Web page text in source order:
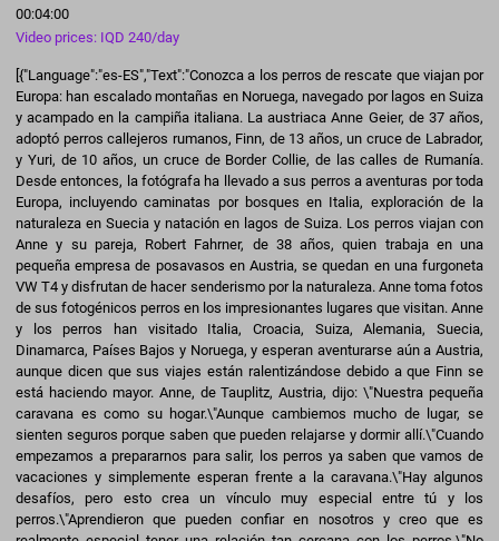
00:04:00
Video prices: IQD 240/day
[{"Language":"es-ES","Text":"Conozca a los perros de rescate que viajan por Europa: han escalado montañas en Noruega, navegado por lagos en Suiza y acampado en la campiña italiana. La austriaca Anne Geier, de 37 años, adoptó perros callejeros rumanos, Finn, de 13 años, un cruce de Labrador, y Yuri, de 10 años, un cruce de Border Collie, de las calles de Rumanía. Desde entonces, la fotógrafa ha llevado a sus perros a aventuras por toda Europa, incluyendo caminatas por bosques en Italia, exploración de la naturaleza en Suecia y natación en lagos de Suiza. Los perros viajan con Anne y su pareja, Robert Fahrner, de 38 años, quien trabaja en una pequeña empresa de posavasos en Austria, se quedan en una furgoneta VW T4 y disfrutan de hacer senderismo por la naturaleza. Anne toma fotos de sus fotogénicos perros en los impresionantes lugares que visitan. Anne y los perros han visitado Italia, Croacia, Suiza, Alemania, Suecia, Dinamarca, Países Bajos y Noruega, y esperan aventurarse aún a Austria, aunque dicen que sus viajes están ralentizándose debido a que Finn se está haciendo mayor. Anne, de Tauplitz, Austria, dijo: \"Nuestra pequeña caravana es como su hogar.\"Aunque cambiemos mucho de lugar, se sienten seguros porque saben que pueden relajarse y dormir allí.\"Cuando empezamos a prepararnos para salir, los perros ya saben que vamos de vacaciones y simplemente esperan frente a la caravana.\"Hay algunos desafíos, pero esto crea un vínculo muy especial entre tú y los perros.\"Aprendieron que pueden confiar en nosotros y creo que es realmente especial tener una relación tan cercana con los perros.\"No puedo imaginar viajar sin mis perros.\"De todos los lugares que han visitado, el dúo, junto a su dueña, prefiere Noruega. Anne dijo: \"Puedes disfrutar de la naturaleza de una manera completamente diferente. \"Puedes acampar allí, puedes cocinar fuera, y tus perros pueden estar contigo.\"Es un tipo especial de libertad en Noruega. Es increíble.\"En este momento, es un poco triste para mí porque sé que este año no habrá grandes viajes para nosotros debido a los problemas de salud de mi perro mayor, Finn.\"Así que simplemente nos quedaremos en Austria y disfrutaremos de la naturaleza aquí.\"Añadió: \"Viajamos a través de un país y nunca nos quedamos más de unos días en un solo lugar.\"En 2018, comenzamos a viajar regularmente.\"En 2019, compramos nuestra VW T4 y la convertimos en una pequeña caravana.\"Desde 2018, hemos viajado cada año, varias veces durante algunos días o más semanas a través de diferentes países.\"Anne quisiera que más personas dieran una oportunidad a los perros de rescate en lugar de obtener un perro de un criador. Ella dijo: \"Quería mostrar con mis fotos de Yuri y Finn, lo increíbles que son los perros que puedes encontrar en las organizaciones de rescate.\"Realmente siento que están agradecidos por tener otra oportunidad para una nueva vida.\"Finn y Yuri ahora se han convertido en los mejores amigos gracias a sus personalidades opuestas. Anne dijo: \"Todos los que conocen a Finn nunca piensan que vino de la calle. Es realmente obediente. \"Yuri es un perro realmente encantador, pero es bastante lo opuesto. \"Se pone nervioso fácilmente cuando está en una situación extraña. \"Son una pareja perfecta porque Finn necesita a alguien a su lado para aferrarse.\" Anne hizo una prueba de ADN a los perros para averiguar cuáles son las razas más destacadas en ellos. Ella dijo: \"Finn es un Labrador mezclado con un Fox Terrier y Yuri es un Border Collie mezclado con un perro de ganado australiano y Pirellian Beer Hound. \"Estas razas se encontraron en ellos, pero hay muchas más.\""},{"Language":"pl-PL","Text":"Poznaj psy ratownicze podróżujące po Europie - które wspinały się na góry w Norwegii, pływały przez jeziora w Szwajcarii i biwakowały na włoskich terenach wiejskich. Austriaczka Anne Geier, lat 37, przygarnęła rumuńskie psy uliczne, Finna, lat 13, mieszańca Labradora, i Yuriego, lat 10, mieszańca Border Collie, z ulic Rumunii. Od tego czasu fotografka zabiera swoje psy na przygody po całej Europie - w tym wędrówki po lasach we Włoszech, eksplorowanie natury w Szwecji i pływanie w jeziorach w Szwajcarii. Psy podróżują z Anne i jej partnerem, Robertem Fahrnerem, lat 38, pracującym w małym teatrze w Austrii, pozostają w kamperze VW T4 i cieszą się z wędrówek przez naturę. Anne robi zdjęcia swoim fotogenicznym psom w zapierających dech w piersiach miejscach, które odwiedzają. Anne i psy odwiedziły Włochy, Chorwację, Szwajcarię, Niemcy, Szwecję, Danię, Holandię i Norwegię, i mają nadzieję jeszcze odwiedzić Austrię - choć mówią, że ich podróże zwalniają z powodu starzenia się Finna. Anne, z Tauplitz, Austria, powiedziała: \"Nasz mały kamper jest jak ich dom.\"Nawet jeśli często zmieniamy miejsca, czują się bezpiecznie, ponieważ wiedzą, że mogą tam odprężyć się i spać.\"Kiedy zaczynamy się przygotowywać do wyjazdu, psy już wiedzą, że jedziemy na wakacje i czekają przed kamperem.\"Są pewne wyzwania, ale to tworzy naprawdę specjalną więź między tobą a psami.\"Nauczyły się, że mogą nam ufać, i myślę, że to naprawdę specjalne mieć bliską relację z psami.\"Nie mogę sobie wyobrazić podróżowania bez moich psów.\"Ze wszystkich miejsc, które odwiedziliśmy, duet, razem z właścicielką, najbardziej kocha Norwegię. Anne powiedziała: \"Możesz cieszyć się przyrodą w całkowicie odmienny sposób. \"Możesz tam biwakować, gotować na zewnątrz, a twoje psy mogą być obok ciebie.\"To specjalny rodzaj wolności w Norwegii. To niesamowite.\"W tej chwili jest mi trochę smutno, bo wiem, że w tym roku nie będzie dla nas dużych wyjazdów ze względu na problemy zdrowotne mojego starszego psa, Finna. \"Więc po prostu pozostaniemy w Austrii i będziemy cieszyć się tutejszą naturą.\"Dodała: \"Podróżujemy przez kraj i nigdy nie zostajemy dłużej niż kilka dni w jednym miejscu.\"W 2018 roku zaczęliśmy regularnie podróżować. \"W 2019 kupiliśmy naszego VW T4 i zbudowaliśmy małego kampera.\"Od 2018 roku podróżujemy każdego roku, kilka razy na kilka dni do więcej tygodni w różnych krajach.\"Anne chciałaby, żeby więcej osób dało szansę psom ratowniczym, zamiast kupować psa od hodowcy. Powiedziała: \"Chciałam pokazać swoimi zdjęciami Yuriego i Finna, jak niesamowite są psy, które można znaleźć w organizacjach ratowniczych.\"Naprawdę czuję, że są wdzięczne za to, że mają kolejną szansę na nowe życie.\"Finn i Yuri stali się teraz najlepszymi przyjaciółmi, dzięki swoim przeciwstawnym osobowościom. Anne powiedziała: \"Każdy, kto spotyka Finna, nigdy nie pomyślałby, że pochodzi z ulicy. Jest naprawdę posłuszny.\"Yuri jest naprawdę cudownym psem, ale jest zupełnie przeciwny.\"Łatwo się denerwuje w nieznanych sytuacjach.\"Są idealną parą, ponieważ Finn potrzebuje kogoś, kto będzie przy nim.\"Anne zrobiła test DNA psów, aby dowiedzieć się, jakie rasy są dominujące. Powiedziała: \"Finn to Labrador zmieszany z Fox Terrierem, a Yuri to Border Collie zmieszany z australijskim psem pasterskim i Pirelli Beer Hound. \"Te rasy zostały w nich znalezione, ale jest ich o wiele więcej.\""},{"Language":"el-GR","Text":"Γνωρίστε τα σκυλιά διάσωσης που ταξιδεύουν στην Ευρώπη - που έχουν σκαρφαλώσει σε βουνά στη Νορβηγία, έχουν πλεύσει σε λίμνες στην Ελβετία και έχουν κάνει κάμπινγκ στην ιταλική εξοχή. Η Αυστριακή Anne Geier, 37 ετών, υιοθέτησε ρουμανικά αδέσποτα σκυλιά, Finn, 13 ετών έναν Μπορντερ Κόλλι καθώς και τον Yuri, 10 ετών, έναν Μπόρντερ Κόλλι, από τους δρόμους της Ρουμανίας. Από τότε, η φωτογράφος έχει πάρει τα σκυλιά της σε περιπέτειες σε όλη την Ευρώπη - συμπεριλαμβανομένων των πεζοποριών σε δάση στην Ιταλία, της εξερεύνησης της φύσης στη Σουηδία και του κολυμβητού σε λίμνες στην Ελβετία. Τα σκυλιά ταξιδεύουν με την Anne και τον σύντροφό της, Robert Fahrner, 38 ετών, που εργάζεται σε μια μικρή εταιρεία πρακτικών στη Γερμανία, μένουν σε ένα κατασκηνωτικό VW T4 και απολαμβάνουν περιπάτους στη φύση. Η Anne τραβάει φωτογραφίες των φωτογενών σκύλων της στα υπέροχα μέρη που επισκέπτονται. Η Anne και τα σκυλιά έχουν επισκεφθεί την Ιταλία, την Κροατία, την Ελβετία, τη Γερμανία, τη Σουηδία, τη Δανία, την Ολλανδία και τη Νορβηγία και ελπίζουν να πάνε ακόμα στην Αυστρία - αν και λένε ότι τα ταξίδια τους επιβραδύνονται λόγω της πορείας του Finn. Η Anne, από το Tauplitz, Αυστρία, είπε: \"Το μικρό μας κάμπερ είναι σαν το σπίτι τους.\"Ακόμα κι αν αλλάξουμε πολύ τοποθεσίες, αισθάνονται ασφαλείς διότι ξέρουν ότι μπορούν να χαλαρώσουν και να κοιμηθούν εκεί.\"Όταν αρχίζουμε να ετοιμαζόμαστε να φύγουμε, τα σκυλιά ήδη ξέρουν ότι πάμε για διακοπές και απλά περιμένουν μπροστά από το κατασκηνωτικό.\"Υπάρχουν μερικές προκλήσεις αλλά αυτό δημιουργεί έναν πραγματικά μοναδικό δεσμό μεταξύ εσάς και των σκύλων.\"Έμαθαν ότι μπορούν να μας εμπιστεύονται και νομίζω ότι είναι πραγματικά μοναδικό να έχεις μια στενή σχέση με τους σκύλους.\"Δεν θα μπορούσα να φανταστώ το ταξίδι χωρίς τα σκυλιά μου.\"Από όλα τα μέρη που έχουν επισκεφθεί, το δίδυμο μαζί με την ιδιοκτήτριά τους αγαπά περισσότερο τη Νορβηγία. Η Anne είπε: \"Μπορείς να απολαύσεις τη φύση με εντελώς διαφορετικό τρόπο. \"Μπορείς να κατασκηνώσεις εκεί, μπορείς να μαγειρέψεις έξω, και τα σκυλιά σου μπορούν να είναι κοντά σου.\"Είναι ένα ιδιαίτερο είδος ελευθερίας στη Νορβηγία. Είναι εκπληκτικό.\"Προς το παρόν, είναι λίγο θλιβερό για μένα επειδή ξέρω ότι, φέτος, δεν θα έχουμε μεγάλα ταξίδια λόγω των προβλημάτων υγείας του μεγαλύτερου0 σκύλου μου, Finn. \"Οπότε απλά θα μείνουμε στην Αυστρία και θα απολαύσουμε τη φύση εδώ.\"Πρόσθεσε: \"Ταξιδεύουμε μέσα σε μια χώρα και δεν μένουμε ποτέ περισσότερο από λίγες μέρες σε ένα σημείο.\"Το 2018, αρχίσαμε να ταξιδεύουμε τακτικά. \"Το 2019, αγοράσαμε το VW T4 μας και χτίσαμε ένα μικρό κατασκηνωτικό.\"Από το 2018, ταξιδεύουμε κάθε χρόνο, αρκετές φορές για λίγες μέρες σε περισσότερες εβδομάδες σε διάφορες χώρες.\"Η Anne θα ήθελε να δώσει περισσότερους ανθρώπους την ευκαιρία να υιοθετήσουν σκυλιά διάσωσης αντί να αποκτήσουν σκύλο από εκτροφείο. Είπε: \"Ήθελα να δείξω με τις φωτογραφίες μου των Yuri και F